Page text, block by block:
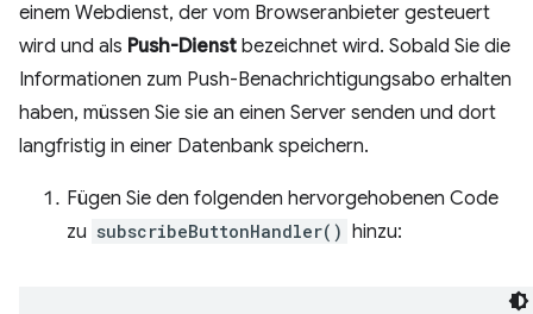
einem Webdienst, der vom Browseranbieter gesteuert
wird und als Push-Dienst bezeichnet wird. Sobald Sie die
Informationen zum Push-Benachrichtigungsabo erhalten
haben, müssen Sie sie an einen Server senden und dort
langfristig in einer Datenbank speichern.
Fügen Sie den folgenden hervorgehobenen Code
zu subscribeButtonHandler() hinzu: